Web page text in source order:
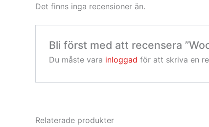
Det finns inga recensioner än.
Bli först med att recensera
Du måste vara inloggad för att skriva en
Relaterade produkter